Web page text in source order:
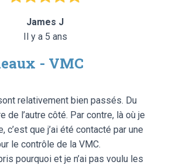
James J
Il y a 5 ans
- VMC
relativement bien passés. Du
de l’autre côté. Par contre, là où je
c’est que j’ai été contacté par une
le contrôle de la VMC.
pourquoi et je n’ai pas voulu les